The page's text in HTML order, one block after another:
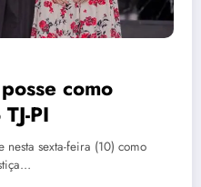
como
PI
sexta-feira (10) como